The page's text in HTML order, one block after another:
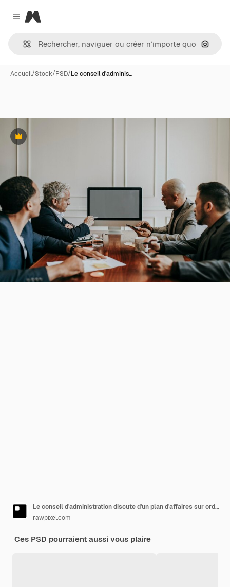
Close menu
Magnific
Accueil/Stock/PSD/Le conseil d'adminis…
Premium
Le conseil d'administration discute d'un plan d'affaires sur ordinateur
rawpixel.com
Ces PSD pourraient aussi vous plaire